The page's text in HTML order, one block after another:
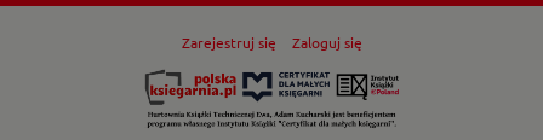
Zarejestruj się Zaloguj się